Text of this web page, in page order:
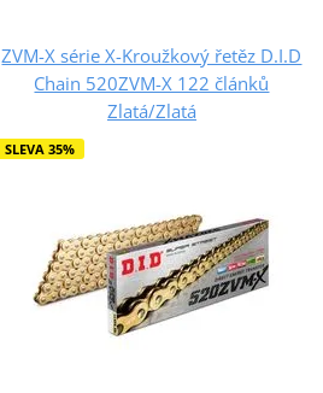
ZVM-X série X-Kroužkový řetěz D.I.D
Chain 520ZVM-X 122 článků
Zlatá/Zlatá
SLEVA 35%